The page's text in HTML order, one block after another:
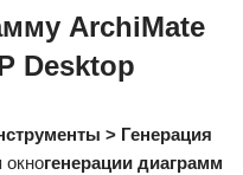
ArchiMate
Desktop
> Генерация
окногенерации диаграмм